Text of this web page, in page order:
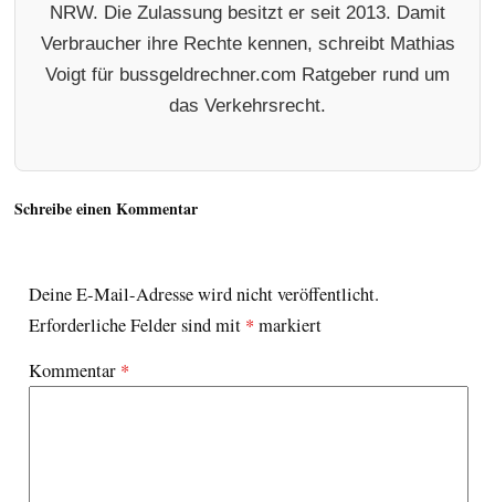
NRW. Die Zulassung besitzt er seit 2013. Damit
Verbraucher ihre Rechte kennen, schreibt Mathias
Voigt für bussgeldrechner.com Ratgeber rund um
das Verkehrsrecht.
Schreibe einen Kommentar
Deine E-Mail-Adresse wird nicht veröffentlicht.
Erforderliche Felder sind mit * markiert
Kommentar *